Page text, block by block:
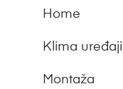
Home
Klima uređaji
Montaža